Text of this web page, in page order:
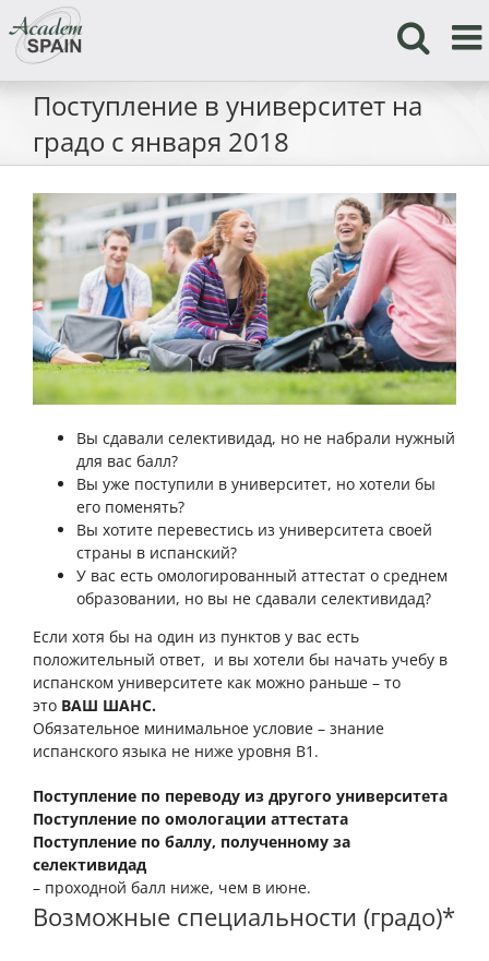
to
content
Поступление в университет на
градо с января 2018
Вы сдавали селективидад, но не набрали нужный
для вас балл?
Вы уже поступили в университет, но хотели бы
его поменять?
Вы хотите перевестись из университета своей
страны в испанский?
У вас есть омологированный аттестат о среднем
образовании, но вы не сдавали селективидад?
Если хотя бы на один из пунктов у вас есть
положительный ответ, и вы хотели бы начать учебу в
испанском университете как можно раньше – то
это ВАШ ШАНС.
Обязательное минимальное условие – знание
испанского языка не ниже уровня В1.
Поступление по переводу из другого университета
Поступление по омологации аттестата
Поступление по баллу, полученному за
селективидад
– проходной балл ниже, чем в июне.
Возможные специальности (градо)*